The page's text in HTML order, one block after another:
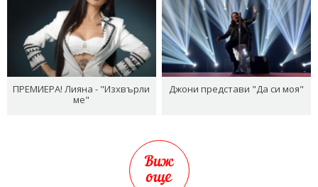
ПРЕМИЕРА! Лияна - "Изхвърли
ме"
Джони представи "Да си моя"
Виж
още